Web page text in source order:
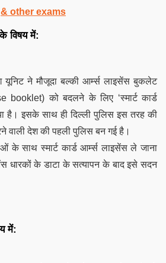
& other exams
विषय में:
यूनिट ने मौजूदा बल्की आर्म्स लाइसेंस बुकलेट
booklet) को बदलने के लिए ‘स्मार्ट कार्ड
है। इसके साथ ही दिल्ली पुलिस इस तरह की
वाली देश की पहली पुलिस बन गई है।
के साथ स्मार्ट कार्ड आर्म्स लाइसेंस ले जाना
धारकों के डाटा के सत्यापन के बाद इसे सदन
में: